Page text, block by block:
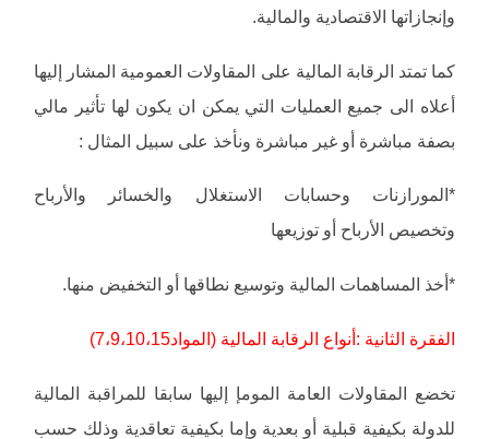
وإنجازاتها الاقتصادية والمالية.
كما تمتد الرقابة المالية على المقاولات العمومية المشار إليها
أعلاه الى جميع العمليات التي يمكن ان يكون لها تأثير مالي
بصفة مباشرة أو غير مباشرة ونأخذ على سبيل المثال :
*المورازنات وحسابات الاستغلال والخسائر والأرباح
وتخصيص الأرباح أو توزيعها
*أخذ المساهمات المالية وتوسيع نطاقها أو التخفيض منها.
الفقرة الثانية :أنواع الرقابة المالية (المواد7،9،10،15)
تخضع المقاولات العامة المومإ إليها سابقا للمراقبة المالية
للدولة بكيفية قبلية أو بعدية وإما بكيفية تعاقدية وذلك حسب